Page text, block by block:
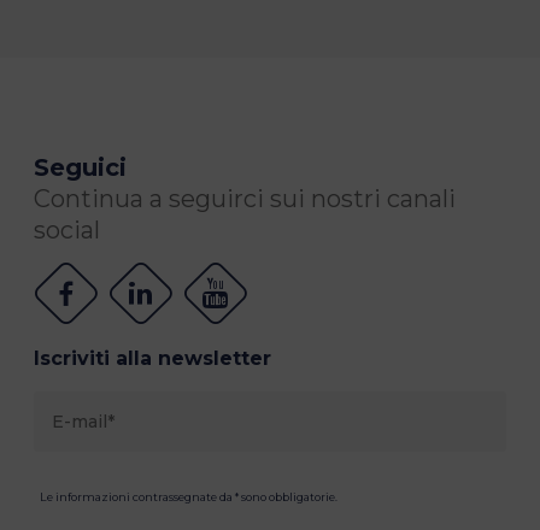
Seguici
Continua a seguirci sui nostri canali
social
Iscriviti alla newsletter
Le informazioni contrassegnate da * sono obbligatorie.